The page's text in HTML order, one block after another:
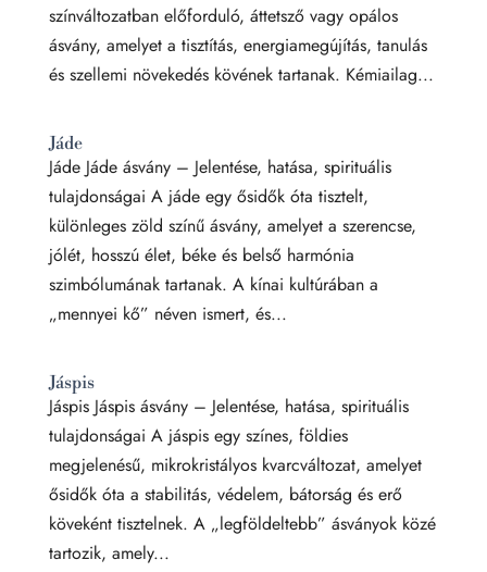
színváltozatban előforduló, áttetsző vagy opálos
ásvány, amelyet a tisztítás, energiamegújítás, tanulás
és szellemi növekedés kövének tartanak. Kémiailag...
Jáde
Jáde Jáde ásvány – Jelentése, hatása, spirituális
tulajdonságai A jáde egy ősidők óta tisztelt,
különleges zöld színű ásvány, amelyet a szerencse,
jólét, hosszú élet, béke és belső harmónia
szimbólumának tartanak. A kínai kultúrában a
„mennyei kő” néven ismert, és...
Jáspis
Jáspis Jáspis ásvány – Jelentése, hatása, spirituális
tulajdonságai A jáspis egy színes, földies
megjelenésű, mikrokristályos kvarcváltozat, amelyet
ősidők óta a stabilitás, védelem, bátorság és erő
köveként tisztelnek. A „legföldeltebb” ásványok közé
tartozik, amely...